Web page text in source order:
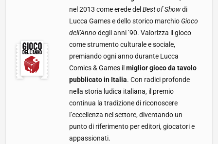
nel 2013 come erede del Best of Showdi
Lucca Games e dello storico marchio Gioco
dell’Anno degli anni ’90. Valorizza il gioco
come strumento culturale e sociale,
premiando ogni anno durante Lucca
Comics & Games il miglior gioco da tavolo
pubblicato in Italia. Con radici profonde
nella storia ludica italiana, il premio
continua la tradizione di riconoscere
l’eccellenza nel settore, diventando un
punto di riferimento per editori, giocatori e
appassionati.